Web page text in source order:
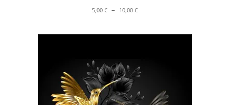
5,00€ – 10,00€Plage
prix :
10,00 €